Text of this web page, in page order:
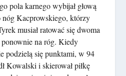
pola karnego wybijał głową
nóg Kacprowskiego, którzy
musiał ratować się dwoma
na róg. Kiedy
podzielą się punktami, w 94
Kowalski i skierował piłkę